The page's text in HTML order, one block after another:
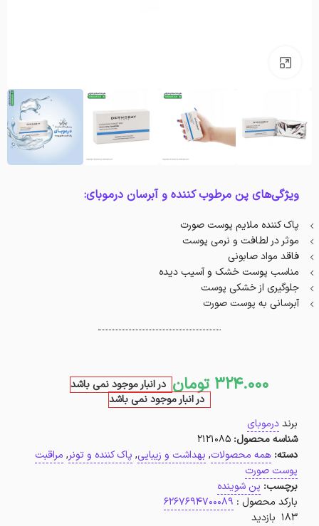
ویژگی‌های پن مرطوب کننده و آبرسان درموبای:
پاک کننده ملایم پوست صورت
موثر در لطافت و نرمی پوست
فاقد مواد صابونی
مناسب پوست خشک و آسیب دیده
جلوگیری از خشکی پوست
آبرسانی به پوست صورت
324.000 تومان در انبار موجود نمی باشد
در انبار موجود نمی باشد
برنددرموبای
شناسه محصول: 2121085
دسته: همه محصولات, بهداشت و زیبایی, پاک کننده و تونر, مراقبت
پوست صورت
برچسب: پن شوینده
بارکد محصول : 6267694700089
183 بازدید